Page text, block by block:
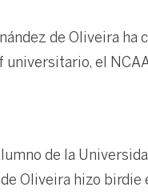
de Oliveira
el
de la
Oliveira hizo birdie